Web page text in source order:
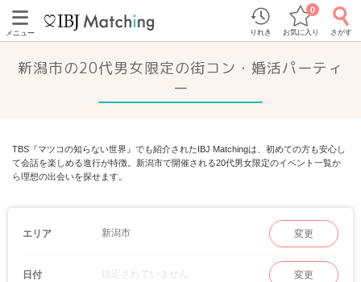
メニュー りれき お気に入り
0
さがす
新潟市の20代男女限定の街コン・婚活パーティ
ー
TBS『マツコの知らない世界』でも紹介されたIBJ Matchingは、初めての方も安心し
て会話を楽しめる進行が特徴。新潟市で開催される20代男女限定のイベント一覧か
ら理想の出会いを探せます。
エリア 新潟市 変更
日付 指定されていません 変更